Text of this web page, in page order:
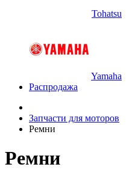
Tohatsu
Yamaha
Распродажа
Запчасти для моторов
Ремни
Ремни